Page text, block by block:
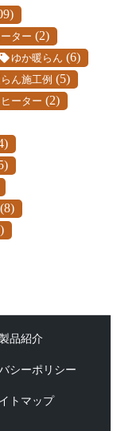
ター (2)
ゆか暖らん (6)
ん施工例 (5)
ヒーター (2)
(8)
品紹介
シーポリシー
トマップ